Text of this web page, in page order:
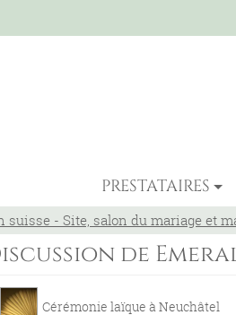
PRESTATAIRES
suisse - Site, salon du mariage et
de
Cérémonie laïque à Neuchâtel